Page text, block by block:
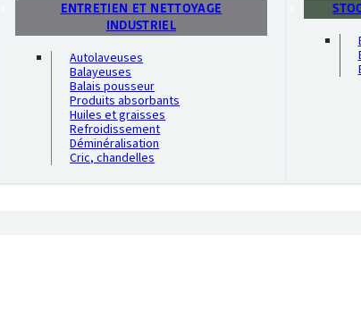
ENTRETIEN ET NETTOYAGE
INDUSTRIEL
Autolaveuses
Balayeuses
Balais pousseur
Produits absorbants
Huiles et graisses
Refroidissement
Déminéralisation
Cric, chandelles